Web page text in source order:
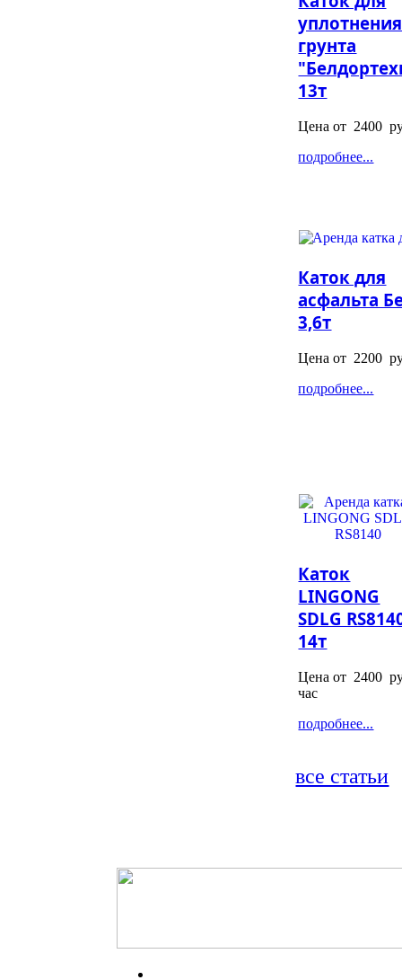
уплотнения
грунта
13т
Цена от 2400
подробнее...
Каток для
асфальта
3,6т
Цена от 2200
подробнее...
Каток
LINGONG
SDLG
14т
Цена от 2400
час
подробнее...
все статьи